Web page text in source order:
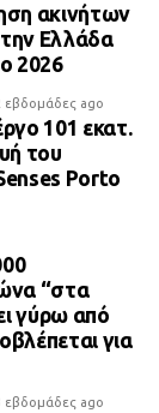
ακινήτων
Ελλάδα
2026
εβδομάδες ago
101 εκατ.
του
Porto
“στα
γύρω από
για
εβδομάδες ago